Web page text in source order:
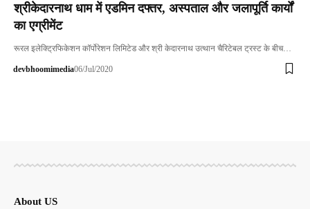
श्रीकेदारनाथ धाम में एडमिन दफ्तर, अस्पताल और जलापूर्ति कार्यों
का एग्रीमेंट
रूरल इलेक्ट्रिफिकेशन कॉर्पोरेशन लिमिटेड और श्री केदारनाथ उत्थान चैरिटेबल ट्रस्ट के बीच…
devbhoomimedia06/Jul/2020
About US